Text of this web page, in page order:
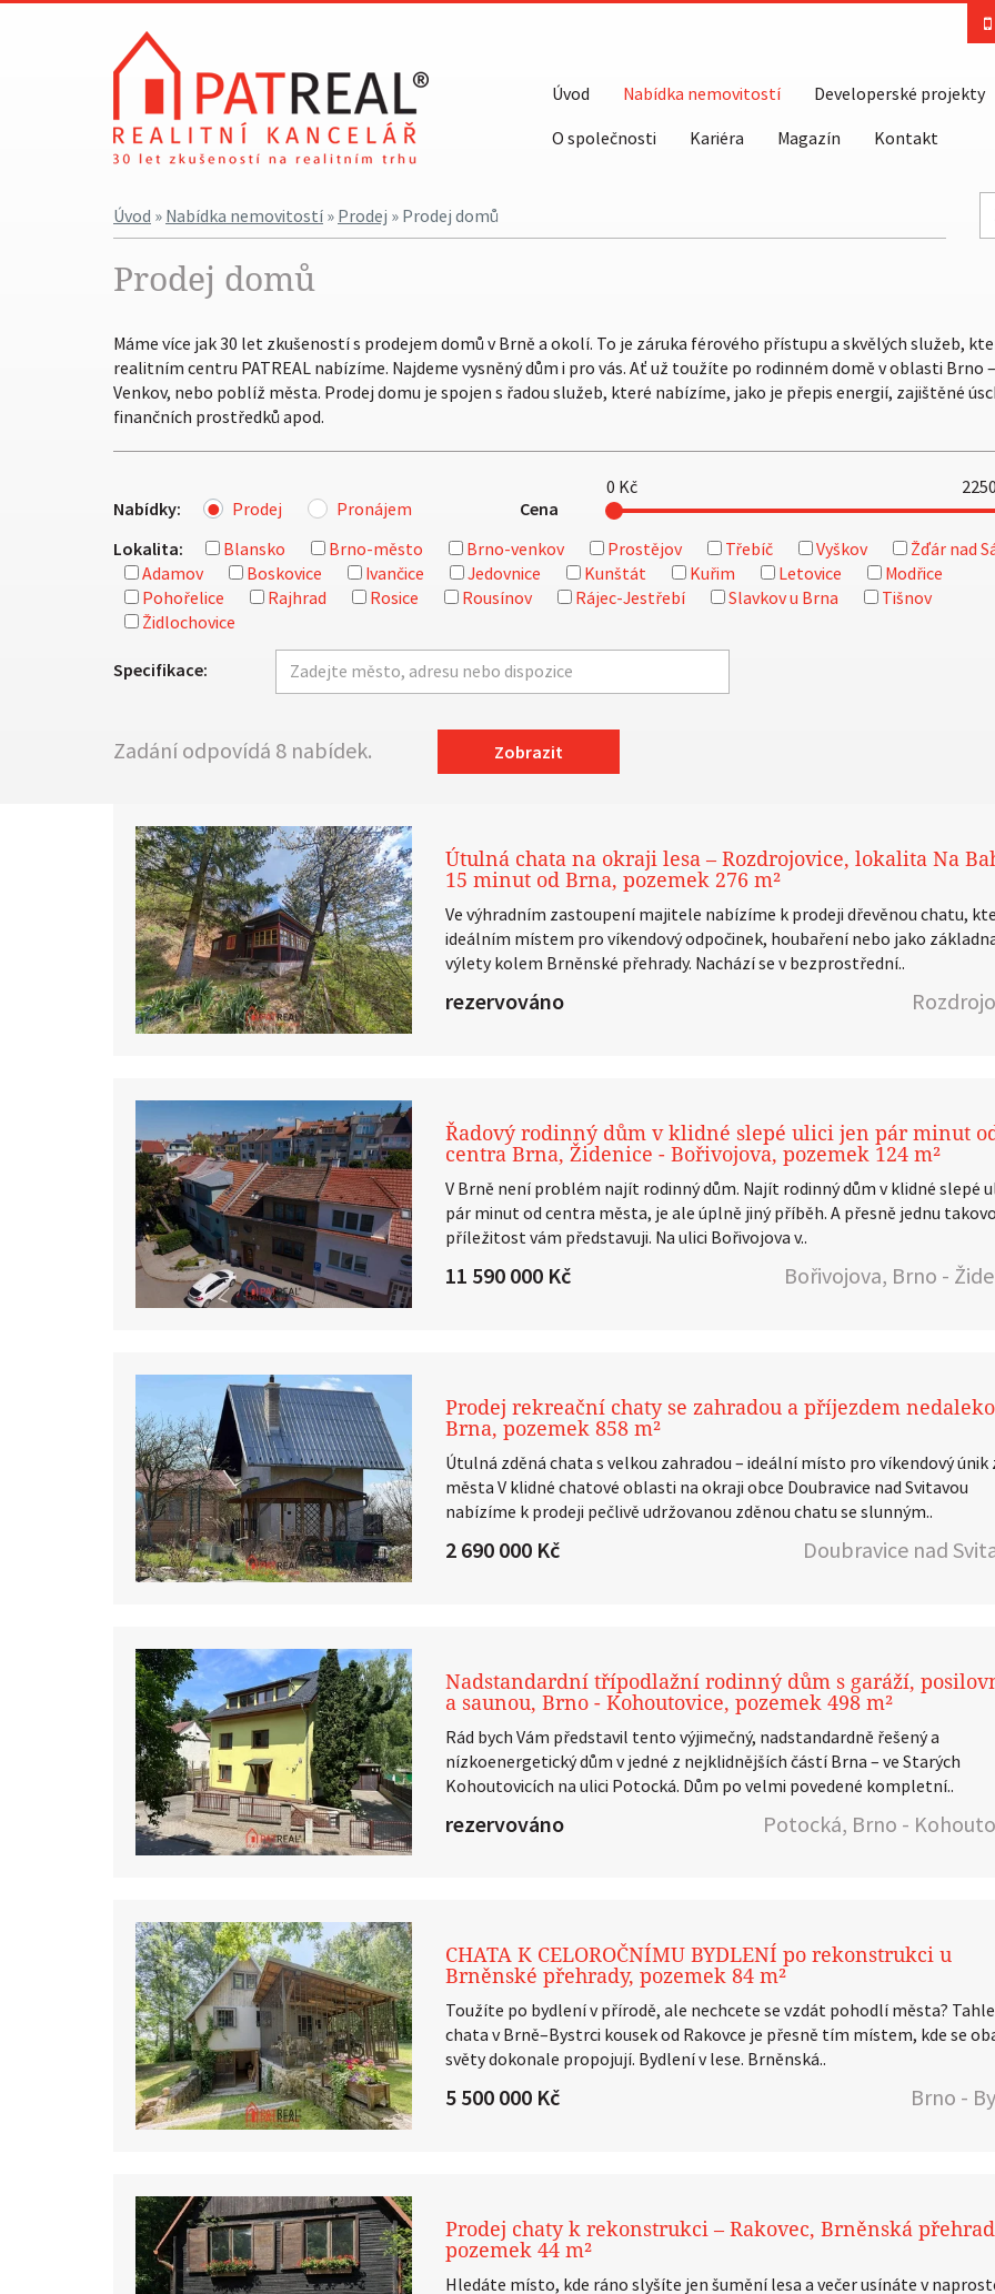
Úvod Nabídka nemovitostí Developerské projekty
O společnosti
Kariéra Magazín Kontakt
Úvod » Nabídka nemovitostí » Prodej » Prodej domů
Prodej domů
Máme více jak 30 let zkušeností s prodejem domů v Brně a okolí. To je záruka férového přístupu a skvělých služeb,
realitním centru PATREAL nabízíme. Najdeme vysněný dům i pro vás. Ať už toužíte po rodinném domě v oblasti Brno –
Venkov, nebo poblíž města. Prodej domu je spojen s řadou služeb, které nabízíme, jako je přepis energií, zajištěné
finančních prostředků apod.
Nabídky: Prodej Pronájem Cena
0 Kč
Lokalita: Blansko Brno-město Brno-venkov Prostějov Třebíč Vyškov
Žďár nad
Adamov
Boskovice Ivančice Jedovnice Kunštát Kuřim Letovice
Modřice
Pohořelice
Rajhrad Rosice Rousínov Rájec-Jestřebí Slavkov u Brna
Tišnov
Židlochovice
Specifikace:
Zadání odpovídá 8 nabídek. Zobrazit
Útulná chata na okraji lesa – Rozdrojovice, lokalita Na
15 minut od Brna, pozemek 276 m²
Ve výhradním zastoupení majitele nabízíme k prodeji dřevěnou chatu,
ideálním místem pro víkendový odpočinek, houbaření nebo jako
výlety kolem Brněnské přehrady. Nachází se v bezprostřední..
rezervováno
Řadový rodinný dům v klidné slepé ulici jen pár minut
centra Brna, Židenice - Bořivojova, pozemek 124 m²
V Brně není problém najít rodinný dům. Najít rodinný dům v klidné slepé
pár minut od centra města, je ale úplně jiný příběh. A přesně jednu
příležitost vám představuji. Na ulici Bořivojova v..
11 590 000 Kč Bořivojova, Brno -
Prodej rekreační chaty se zahradou a příjezdem nedaleko
Brna, pozemek 858 m²
Útulná zděná chata s velkou zahradou – ideální místo pro víkendový únik
města V klidné chatové oblasti na okraji obce Doubravice nad Svitavou
nabízíme k prodeji pečlivě udržovanou zděnou chatu se slunným..
2 690 000 Kč Doubravice nad
Nadstandardní třípodlažní rodinný dům s garáží,
a saunou, Brno - Kohoutovice, pozemek 498 m²
Rád bych Vám představil tento výjimečný, nadstandardně řešený a
nízkoenergetický dům v jedné z nejklidnějších částí Brna – ve Starých
Kohoutovicích na ulici Potocká. Dům po velmi povedené kompletní..
rezervováno Potocká, Brno -
CHATA K CELOROČNÍMU BYDLENÍ po rekonstrukci u
Brněnské přehrady, pozemek 84 m²
Toužíte po bydlení v přírodě, ale nechcete se vzdát pohodlí města? Tahle
chata v Brně–Bystrci kousek od Rakovce je přesně tím místem, kde se
světy dokonale propojují. Bydlení v lese. Brněnská..
5 500 000 Kč Brno -
Prodej chaty k rekonstrukci – Rakovec, Brněnská
pozemek 44 m²
Hledáte místo, kde ráno slyšíte jen šumění lesa a večer usínáte v